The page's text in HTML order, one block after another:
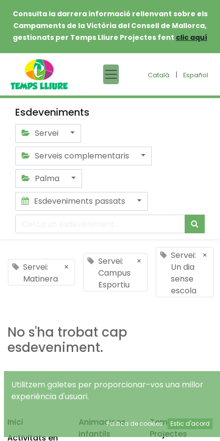
Consulta la darrera informació rellenvant sobre els
Campaments de la Victòria del Consell de Mallorca,
gestionats per Temps Lliure Projectes fent clic aquí
Català | Español
Esdeveniments
Servei
Serveis complementaris
Palma
Esdeveniments passats
Servei:
Matinera
×
Servei:
Campus
Esportiu
×
Servei:
Un dia
sense
escola
×
No s'ha trobat cap
esdeveniment.
Inici
Activitats en
Animacions
infantils
Temps Lliure
Projectes
Utilitzem galetes per proporcionar-vos una millor
experiència d'usuari.
Política de cookies Estic d'acord